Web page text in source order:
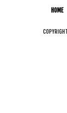
HOME